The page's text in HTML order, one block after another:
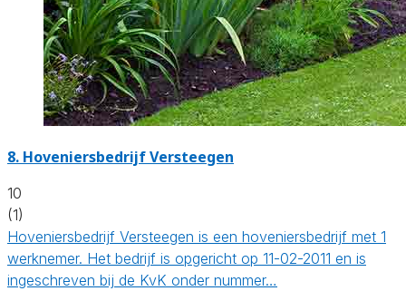
8. Hoveniersbedrijf Versteegen
10
(1)
Hoveniersbedrijf Versteegen is een hoveniersbedrijf met 1
werknemer. Het bedrijf is opgericht op 11-02-2011 en is
ingeschreven bij de KvK onder nummer…